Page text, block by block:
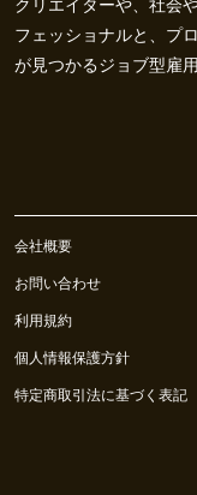
クリエイターや、社会
フェッショナルと、プ
が見つかるジョブ型雇
会社概要
お問い合わせ
利用規約
個人情報保護方針
特定商取引法に基づく表記